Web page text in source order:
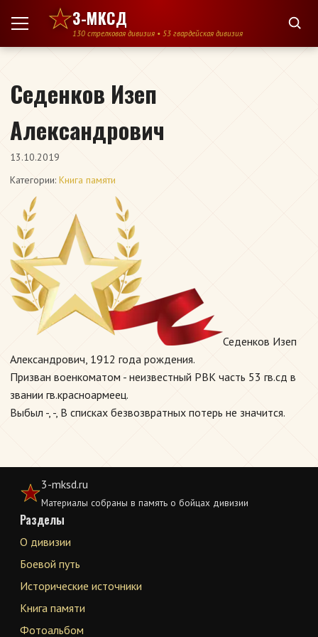
Перейти к содержимому
3-МКСД
130 стрелковая дивизия • 53 гвардейская дивизия
Седенков Изеп
Александрович
13.10.2019
Категории: Книга памяти
Седенков Изеп
Александрович, 1912 года рождения.
Призван военкоматом - неизвестный РВК часть 53 гв.сд в
звании гв.красноармеец.
Выбыл -, -, В списках безвозвратных потерь не значится.
3-mksd.ru
Материалы собраны в память о бойцах дивизии
Разделы
О дивизии
Боевой путь
Исторические источники
Книга памяти
Фотоальбом